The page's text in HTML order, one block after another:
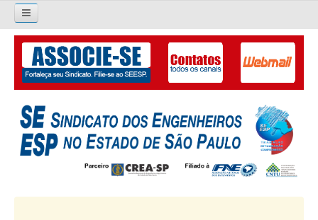
Pesquisar...
O SINDICATO
APRESENTAÇÃO
PALAVRA DO PRESIDENTE
DIRETORIA